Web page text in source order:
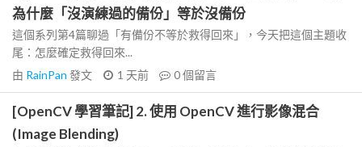
為什麼「沒演練過的備份」等於沒備份
這個系列第4篇聊過「有備份不等於救得回來」，今天把這個主題收
尾：怎麼確定救得回來...
由 RainPan 發文 1 天前 0個留言
[OpenCV 學習筆記] 2. 使用 OpenCV 進行影像混合
(Image Blending)